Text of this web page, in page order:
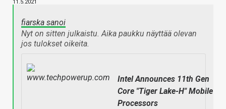
11.5.2021
fiarska sanoi
Nyt on sitten julkaistu. Aika paukku näyttää olevan
jos tulokset oikeita.
Intel Announces 11th Gen
Core "Tiger Lake-H" Mobile
Processors